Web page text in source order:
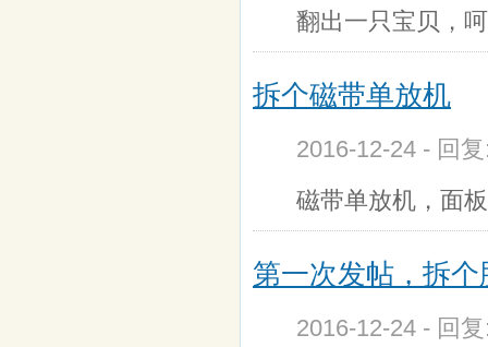
翻出一只宝贝，
拆个磁带单放机
2016-12-24 - 回
磁带单放机，面板
第一次发帖，拆
2016-12-24 - 回